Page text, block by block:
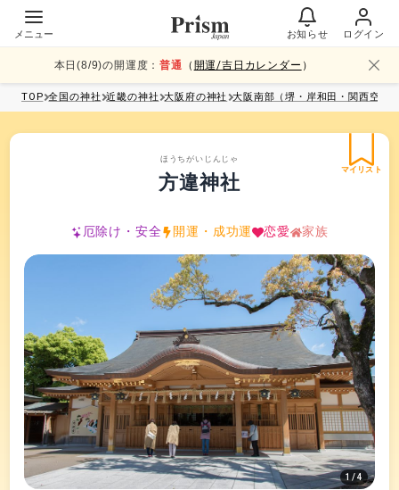
メニュー お知らせ ログイン
本日(8/9)の開運度：普通 （ 開運/吉日カレンダー ）
TOP 全国の神社 近畿の神社 大阪府の神社 大阪南部（堺・岸和田・関西空港
マイリスト
ほうちがいじんじゃ
方違神社
厄除け・安全 開運・成功運 恋愛 家族
1/4